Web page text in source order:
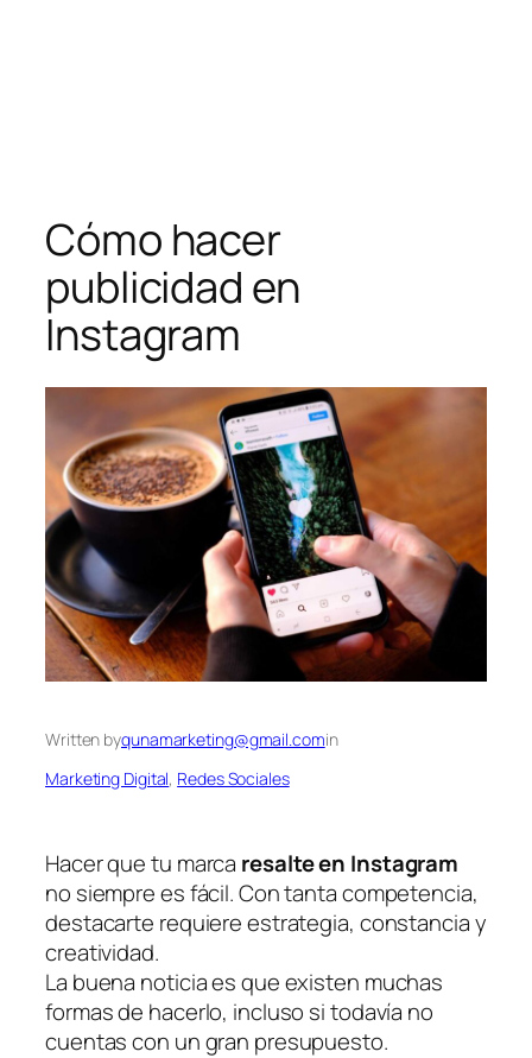
Cómo hacer
publicidad en
Instagram
Written byqunamarketing@gmail.comin
Marketing Digital, Redes Sociales
Hacer que tu marca resalte en Instagram
no siempre es fácil. Con tanta competencia,
destacarte requiere estrategia, constancia y
creatividad.
La buena noticia es que existen muchas
formas de hacerlo, incluso si todavía no
cuentas con un gran presupuesto.